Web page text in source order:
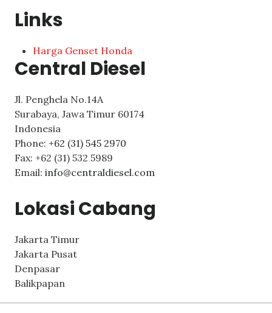
Links
Harga Genset Honda
Central Diesel
Jl. Penghela No.14A
Surabaya, Jawa Timur 60174
Indonesia
Phone: +62 (31) 545 2970
Fax: +62 (31) 532 5989
Email: info@centraldiesel.com
Lokasi Cabang
Jakarta Timur
Jakarta Pusat
Denpasar
Balikpapan